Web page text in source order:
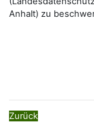
Anhalt) zu
Zurück